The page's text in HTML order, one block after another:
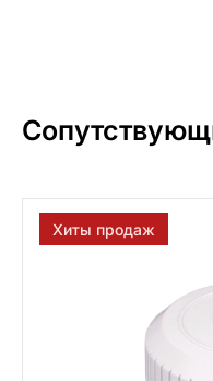
Хиты продаж